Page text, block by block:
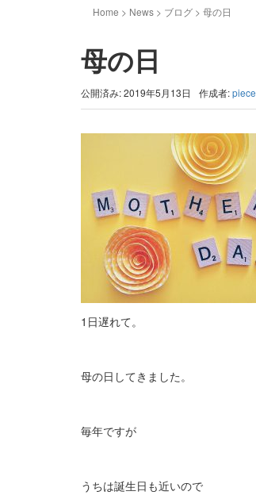
Home > News > ブログ > 母の日
母の日
公開済み: 2019年5月13日 作成者:piece
1日遅れて。
母の日してきました。
毎年ですが
うちは誕生日も近いので